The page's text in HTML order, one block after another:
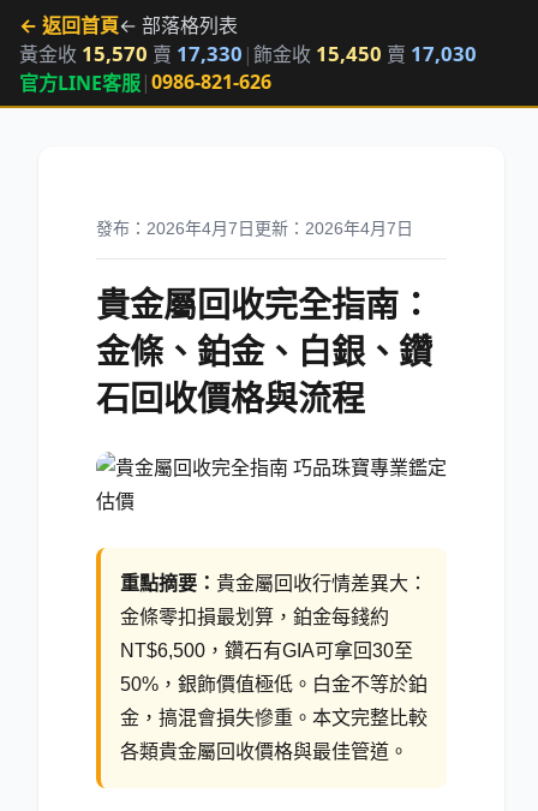
← 返回首頁← 部落格列表
黃金收 15,570 賣 17,330 |飾金收 15,450 賣 17,030
官方LINE客服|0986-821-626
發布：2026年4月7日 更新：2026年4月7日
貴金屬回收完全指南：
金條、鉑金、白銀、鑽
石回收價格與流程
重點摘要： 貴金屬回收行情差異大：
金條零扣損最划算，鉑金每錢約
NT$6,500，鑽石有GIA可拿回30至
50% ，銀飾價值極低。白金不等於鉑
金，搞混會損失慘重。本文完整比較
各類貴金屬回收價格與最佳管道。